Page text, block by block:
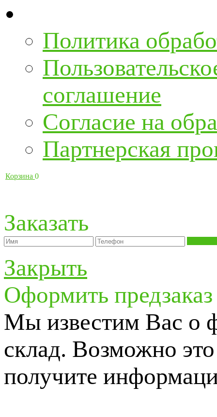
Политика
соглашение
Согласие на
Партнерская
Корзина 0
Заказать
Закрыть
Оформить предзаказ
Мы известим Вас о
склад. Возможно
получите